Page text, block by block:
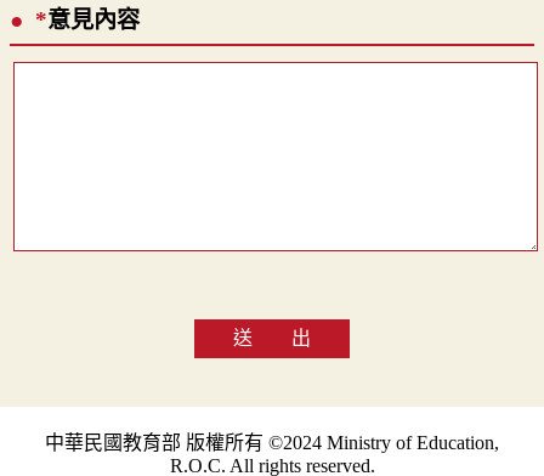
*意見內容
送 出
中華民國教育部 版權所有 ©2024 Ministry of Education,
R.O.C. All rights reserved.